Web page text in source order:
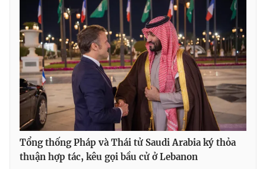
® Cấm sao chép dưới mọi hình thức nếu không có sự chấp
thuận bằng văn bản. Ghi rõ nguồn VTV.vn khi phát hành lại
thông tin từ website này.
Tổng thống Pháp và Thái tử Saudi Arabia ký thỏa
thuận hợp tác, kêu gọi bầu cử ở Lebanon